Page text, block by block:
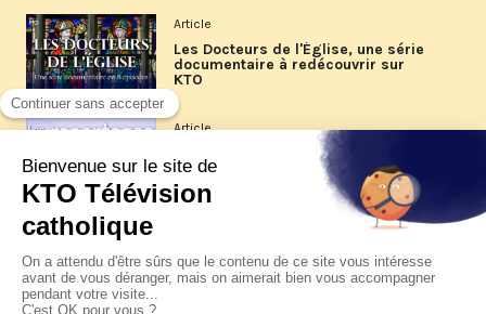
Article
Les Docteurs de l'Église, une série
documentaire à redécouvrir sur
KTO
Article
Les reportages d'été 2026 de KTO
La visite pastorale du pape Léon
XIV à Assise à suivre sur KTO le
jeudi 6 août